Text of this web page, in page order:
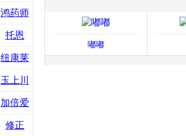
鸿药师
托恩
纽康莱
玉上川
加倍爱
修正
嘟嘟